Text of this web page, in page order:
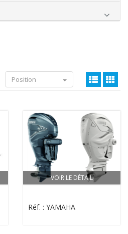
Position
VOIR LE DÉTAIL
Réf. : YAMAHA